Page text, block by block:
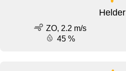
Helder
ZO, 2.2 m/s
45 %